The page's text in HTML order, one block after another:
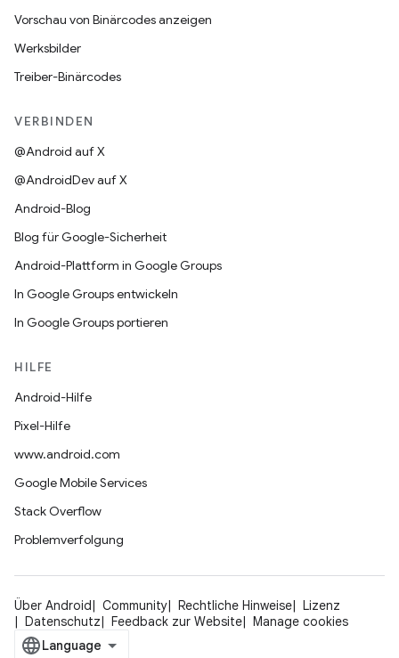
Vorschau von Binärcodes anzeigen
Werksbilder
Treiber-Binärcodes
VERBINDEN
@Android auf X
@AndroidDev auf X
Android-Blog
Blog für Google-Sicherheit
Android-Plattform in Google Groups
In Google Groups entwickeln
In Google Groups portieren
HILFE
Android-Hilfe
Pixel-Hilfe
www.android.com
Google Mobile Services
Stack Overflow
Problemverfolgung
Über Android Community Rechtliche Hinweise
Lizenz
Datenschutz
Feedback zur Website Manage cookies